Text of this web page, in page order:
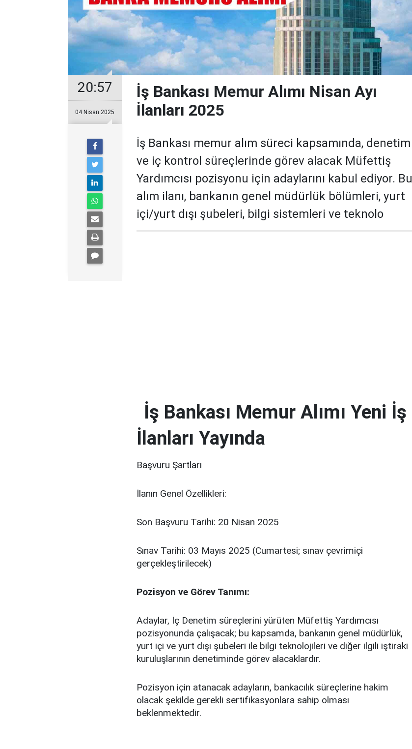
20:57
04 Nisan 2025
İş Bankası Memur Alımı Nisan Ayı
İlanları 2025
İş Bankası memur alım süreci kapsamında, denetim
ve iç kontrol süreçlerinde görev alacak Müfettiş
Yardımcısı pozisyonu için adaylarını kabul ediyor. Bu
alım ilanı, bankanın genel müdürlük bölümleri, yurt
içi/yurt dışı şubeleri, bilgi sistemleri ve teknolo
İş Bankası Memur Alımı Yeni İş
İlanları Yayında
Başvuru Şartları
İlanın Genel Özellikleri:
Son Başvuru Tarihi: 20 Nisan 2025
Sınav Tarihi: 03 Mayıs 2025 (Cumartesi; sınav çevrimiçi
gerçekleştirilecek)
Pozisyon ve Görev Tanımı:
Adaylar, İç Denetim süreçlerini yürüten Müfettiş Yardımcısı
pozisyonunda çalışacak; bu kapsamda, bankanın genel müdürlük,
yurt içi ve yurt dışı şubeleri ile bilgi teknolojileri ve diğer ilgili iştiraki
kuruluşlarının denetiminde görev alacaklardır.
Pozisyon için atanacak adayların, bankacılık süreçlerine hakim
olacak şekilde gerekli sertifikasyonlara sahip olması
beklenmektedir.